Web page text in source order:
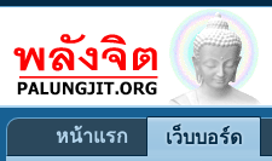
หน้าแรก เว็บบอร์ด